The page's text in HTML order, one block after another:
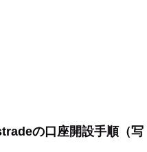
の口座開設手順（写